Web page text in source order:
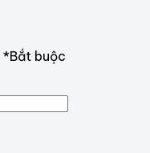
*Bắt buộc